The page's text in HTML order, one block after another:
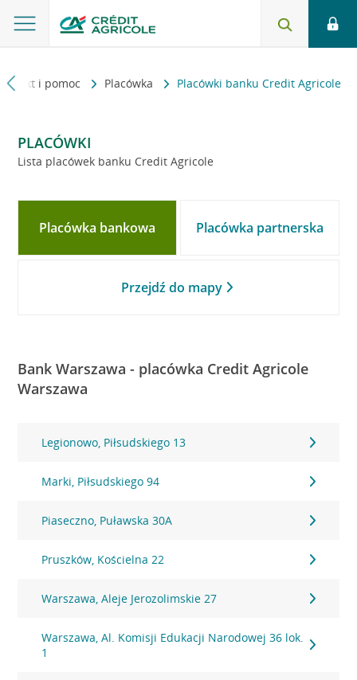
i pomoc Placówka Placówki banku Credit Agricole
PLACÓWKI
Lista placówek banku Credit Agricole
Placówka bankowa Placówka partnerska
Przejdź do mapy
Bank Warszawa - placówka Credit Agricole
Warszawa
Legionowo, Piłsudskiego 13
Marki, Piłsudskiego 94
Piaseczno, Puławska 30A
Pruszków, Kościelna 22
Warszawa, Aleje Jerozolimskie 27
Warszawa, Al. Komisji Edukacji Narodowej 36 lok.
1